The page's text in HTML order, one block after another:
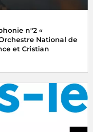
n°2 «
National de
et Cristian